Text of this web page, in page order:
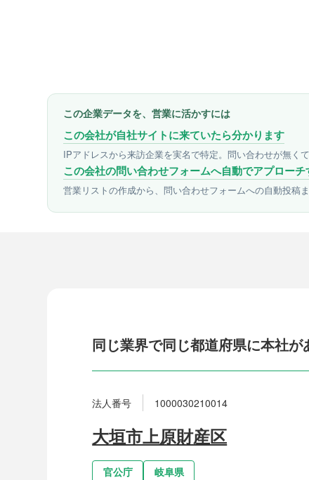
この企業データを、営業に活かすには
この会社が自社サイトに来ていたら分かります
IPアドレスから来訪企業を実名で特定。問い合わせが無く
この会社の問い合わせフォームへ自動でアプローチ
営業リストの作成から、問い合わせフォームへの自動投稿
同じ業界で同じ都道府県に本社が
法人番号 1000030210014
大垣市上原財産区
官公庁 岐阜県